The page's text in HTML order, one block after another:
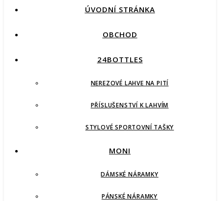
ÚVODNÍ STRÁNKA
OBCHOD
24BOTTLES
NEREZOVÉ LAHVE NA PITÍ
PŘÍSLUŠENSTVÍ K LAHVÍM
STYLOVÉ SPORTOVNÍ TAŠKY
MONI
DÁMSKÉ NÁRAMKY
PÁNSKÉ NÁRAMKY